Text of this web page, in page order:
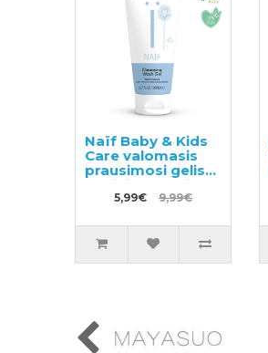
Naïf Baby & Kids
Care valomasis
prausimosi gelis
kūdikiams, skirtas
visiems odos
5,99€ 9,99€